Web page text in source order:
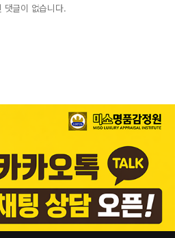
댓글이 없습니다.